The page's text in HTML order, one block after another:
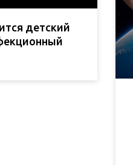
детский